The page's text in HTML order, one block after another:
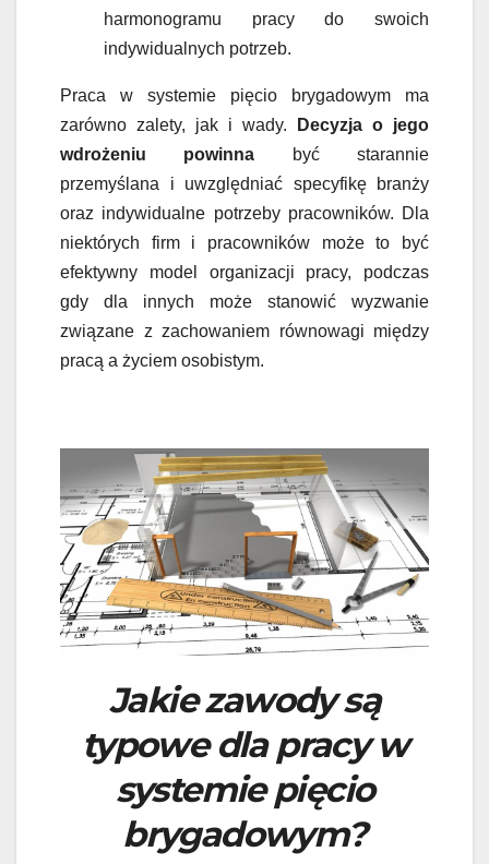
harmonogramu pracy do swoich
indywidualnych potrzeb.
Praca w systemie pięcio brygadowym ma
zarówno zalety, jak i wady. Decyzja o jego
wdrożeniu powinna być starannie
przemyślana i uwzględniać specyfikę branży
oraz indywidualne potrzeby pracowników. Dla
niektórych firm i pracowników może to być
efektywny model organizacji pracy, podczas
gdy dla innych może stanowić wyzwanie
związane z zachowaniem równowagi między
pracą a życiem osobistym.
Jakie zawody są
typowe dla pracy w
systemie pięcio
brygadowym?